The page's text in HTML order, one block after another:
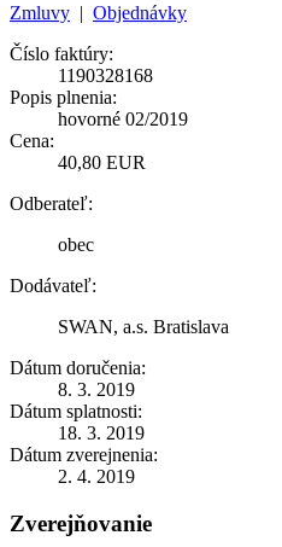
Zmluvy | Objednávky
Číslo faktúry:
1190328168
Popis plnenia:
hovorné 02/2019
Cena:
40,80 EUR
Odberateľ:
obec
Dodávateľ:
SWAN, a.s. Bratislava
Dátum doručenia:
8. 3. 2019
Dátum splatnosti:
18. 3. 2019
Dátum zverejnenia:
2. 4. 2019
Zverejňovanie